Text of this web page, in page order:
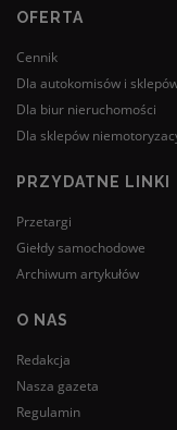
OFERTA
Cennik
Dla autokomisów i
Dla biur nieruchomości
Dla sklepów
PRZYDATNE LINKI
Przetargi
Giełdy samochodowe
Archiwum artykułów
O NAS
Redakcja
Nasza gazeta
Regulamin